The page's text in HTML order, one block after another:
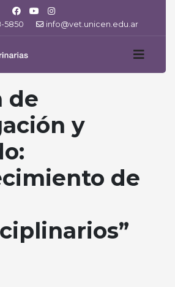
5850 info@vet.unicen.edu.ar
de
y
de